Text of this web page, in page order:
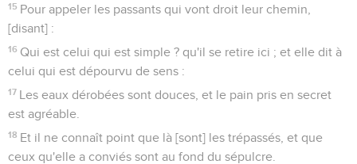
15 Pour appeler les passants qui vont droit leur chemin,
[disant] :
16 Qui est celui qui est simple ? qu'il se retire ici ; et elle dit à
celui qui est dépourvu de sens :
17 Les eaux dérobées sont douces, et le pain pris en secret
est agréable.
18 Et il ne connaît point que là [sont] les trépassés, et que
ceux qu'elle a conviés sont au fond du sépulcre.